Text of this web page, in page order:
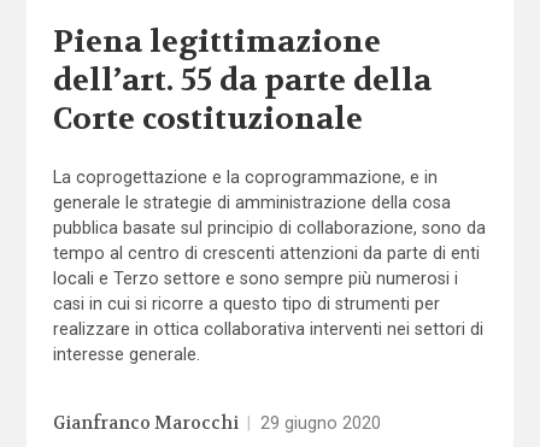
Piena legittimazione
dell’art. 55 da parte della
Corte costituzionale
La coprogettazione e la coprogrammazione, e in
generale le strategie di amministrazione della cosa
pubblica basate sul principio di collaborazione, sono da
tempo al centro di crescenti attenzioni da parte di enti
locali e Terzo settore e sono sempre più numerosi i
casi in cui si ricorre a questo tipo di strumenti per
realizzare in ottica collaborativa interventi nei settori di
interesse generale.
Gianfranco Marocchi | 29 giugno 2020